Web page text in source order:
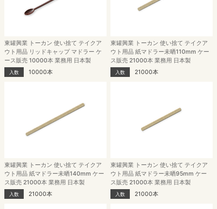
東罐興業 トーカン 使い捨て テイクア
ウト用品 リッドキャップ マドラー ケ
ース販売 10000本 業務用 日本製
入数 10000本
東罐興業 トーカン 使い捨て テイクア
ウト用品 紙マドラー未晒110mm ケー
ス販売 21000本 業務用 日本製
入数 21000本
東罐興業 トーカン 使い捨て テイクア
ウト用品 紙マドラー未晒140mm ケー
ス販売 21000本 業務用 日本製
入数 21000本
東罐興業 トーカン 使い捨て テイクア
ウト用品 紙マドラー未晒95mm ケー
ス販売 21000本 業務用 日本製
入数 21000本